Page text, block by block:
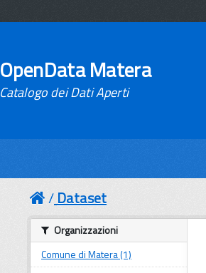
OpenData Matera
Catalogo dei Dati Aperti
Dataset
Organizzazioni
Comune di Matera (1)